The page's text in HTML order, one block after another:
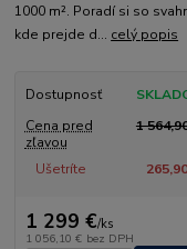
1000 m². Poradí si so
kde prejde d... celý popis
Dostupnosť
Cena pred
zľavou
1
Ušetríte
1 299 €/ks
1 056,10 € bez DPH